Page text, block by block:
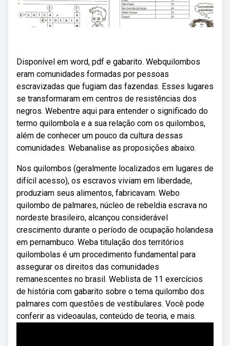
Disponível em word, pdf e gabarito. Webquilombos
eram comunidades formadas por pessoas
escravizadas que fugiam das fazendas. Esses lugares
se transformaram em centros de resistências dos
negros. Webentre aqui para entender o significado do
termo quilombola e a sua relação com os quilombos,
além de conhecer um pouco da cultura dessas
comunidades. Webanalise as proposições abaixo.
Nos quilombos (geralmente localizados em lugares de
difícil acesso), os escravos viviam em liberdade,
produziam seus alimentos, fabricavam. Webo
quilombo de palmares, núcleo de rebeldia escrava no
nordeste brasileiro, alcançou considerável
crescimento durante o período de ocupação holandesa
em pernambuco. Weba titulação dos territórios
quilombolas é um procedimento fundamental para
assegurar os direitos das comunidades
remanescentes no brasil. Weblista de 11 exercícios
de história com gabarito sobre o tema quilombo dos
palmares com questões de vestibulares. Você pode
conferir as videoaulas, conteúdo de teoria, e mais.